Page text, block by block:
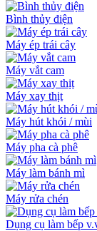
Bình thủy điện
Máy ép trái cây
Máy vắt cam
Máy xay thịt
Máy hút khói / mùi
Máy pha cà phê
Máy làm bánh mì
Máy rửa chén
Dụng cụ làm bếp